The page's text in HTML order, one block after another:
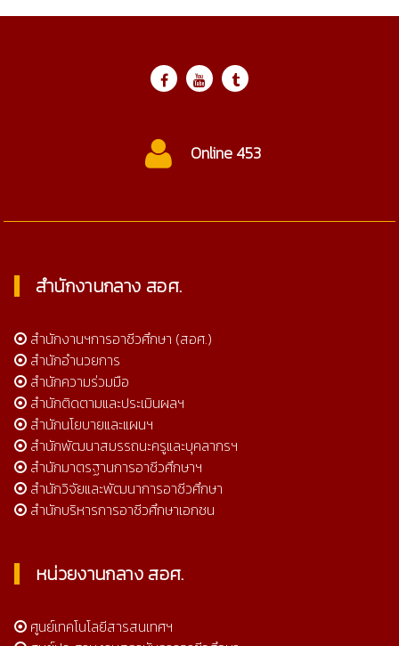
Online 453
สำนักงานกลาง สอศ.
สำนักงานฯการอาชีวศึกษา (สอศ.)
สำนักอำนวยการ
สำนักความร่วมมือ
สำนักติดตามและประเมินผลฯ
สำนักนโยบายและแผนฯ
สำนักพัฒนาสมรรถนะครูและบุคลากรฯ
สำนักมาตรฐานการอาชีวศึกษาฯ
สำนักวิจัยและพัฒนาการอาชีวศึกษา
สำนักบริหารการอาชีวศึกษาเอกชน
หน่วยงานกลาง สอศ.
ศูนย์เทคโนโลยีสารสนเทศฯ